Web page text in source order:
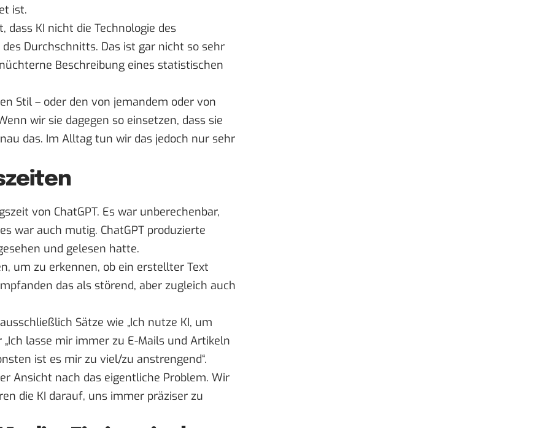
ist.
dass KI nicht die Technologie des
Durchschnitts. Das ist gar nicht so sehr
Beschreibung eines statistischen
Stil – oder den von jemandem oder von
wir sie dagegen so einsetzen, dass sie
das. Im Alltag tun wir das jedoch nur sehr
von ChatGPT. Es war unberechenbar,
war auch mutig. ChatGPT produzierte
und gelesen hatte.
um zu erkennen, ob ein erstellter Text
das als störend, aber zugleich auch
Sätze wie „Ich nutze KI, um
lasse mir immer zu E-Mails und Artikeln
ist es mir zu viel/zu anstrengend“.
Ansicht nach das eigentliche Problem. Wir
die KI darauf, uns immer präziser zu